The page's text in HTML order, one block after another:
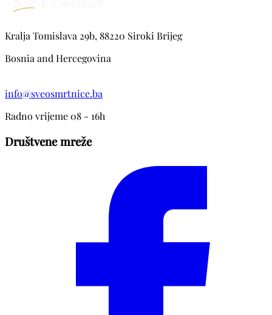
Kralja Tomislava 29b, 88220 Siroki Brijeg
Bosnia and Hercegovina
info@sveosmrtnice.ba
Radno vrijeme 08 - 16h
Društvene mreže